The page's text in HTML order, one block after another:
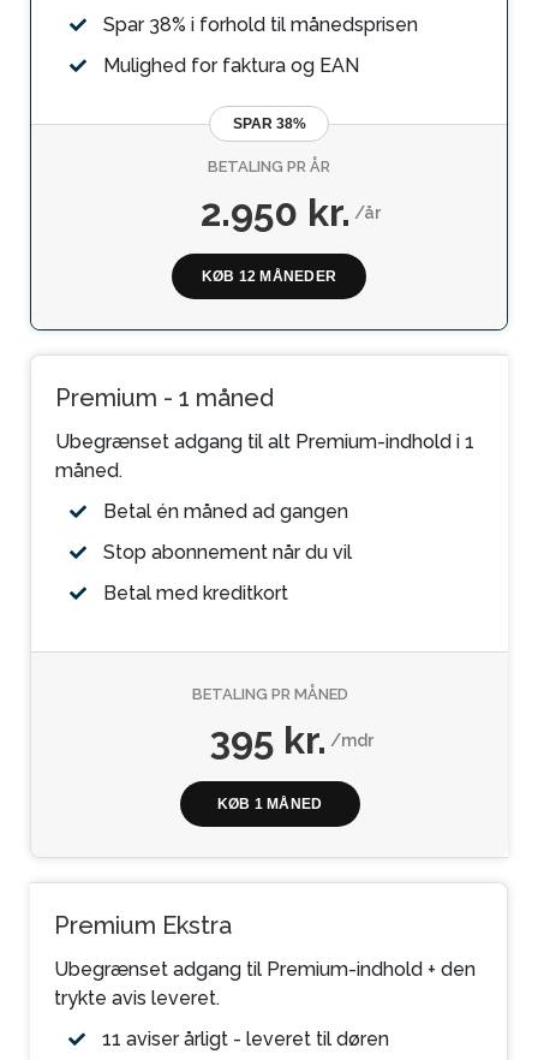
Premium - 1 måned
Ubegrænset adgang til alt Premium-indhold i 1
måned.
Betal én måned ad gangen
Stop abonnement når du vil
Betal med kreditkort
BETALING PR MÅNED
395 kr./mdr
KØB 1 MÅNED
Spar 38% i forhold til månedsprisen
Mulighed for faktura og EAN
SPAR 38%
BETALING PR ÅR
2.950 kr./år
KØB 12 MÅNEDER
Premium Ekstra
Ubegrænset adgang til Premium-indhold + den
trykte avis leveret.
11 aviser årligt - leveret til døren